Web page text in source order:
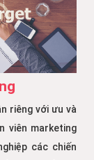
riêng với ưu và
viên marketing
các chiến